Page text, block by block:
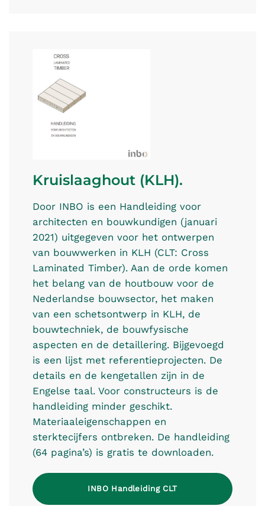
Kruislaaghout (KLH).
Door INBO is een Handleiding voor
architecten en bouwkundigen (januari
2021) uitgegeven voor het ontwerpen
van bouwwerken in KLH (CLT: Cross
Laminated Timber). Aan de orde komen
het belang van de houtbouw voor de
Nederlandse bouwsector, het maken
van een schetsontwerp in KLH, de
bouwtechniek, de bouwfysische
aspecten en de detaillering. Bijgevoegd
is een lijst met referentieprojecten. De
details en de kengetallen zijn in de
Engelse taal. Voor constructeurs is de
handleiding minder geschikt.
Materiaaleigenschappen en
sterktecijfers ontbreken. De handleiding
(64 pagina’s) is gratis te downloaden.
INBO Handleiding CLT